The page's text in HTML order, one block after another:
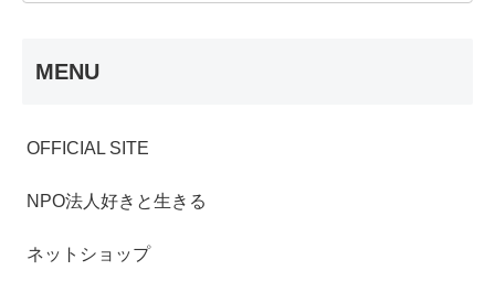
MENU
OFFICIAL SITE
NPO法人好きと生きる
ネットショップ